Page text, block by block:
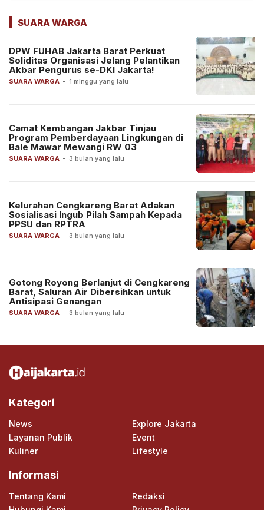
SUARA WARGA
SUARA WARGA - 1 minggu yang lalu
DPW FUHAB Jakarta Barat Perkuat
Soliditas Organisasi Jelang Pelantikan
Akbar Pengurus se-DKI Jakarta!
SUARA WARGA - 3 bulan yang lalu
Camat Kembangan Jakbar Tinjau
Program Pemberdayaan Lingkungan di
Bale Mawar Mewangi RW 03
SUARA WARGA - 3 bulan yang lalu
Kelurahan Cengkareng Barat Adakan
Sosialisasi Ingub Pilah Sampah Kepada
PPSU dan RPTRA
SUARA WARGA - 3 bulan yang lalu
Gotong Royong Berlanjut di Cengkareng
Barat, Saluran Air Dibersihkan untuk
Antisipasi Genangan
Kategori
News
Explore Jakarta
Layanan Publik
Event
Kuliner
Lifestyle
Informasi
Tentang Kami
Redaksi